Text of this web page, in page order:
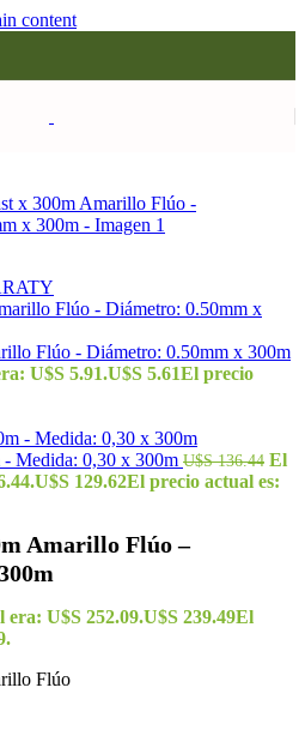
content
Flúo - Diámetro: 0.50mm x 300m
U$S 5.91.U$S 5.61El precio
Medida: 0,30 x 300m U$S136.44 El
U$S 129.62El precio actual es:
Amarillo Flúo –
U$S 252.09.U$S 239.49El
Flúo